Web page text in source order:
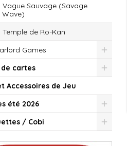
Vague Sauvage (Savage
Wave)
Temple de Ro-Kan
Games
cartes
Accessoires de Jeu
été 2026
/ Cobi